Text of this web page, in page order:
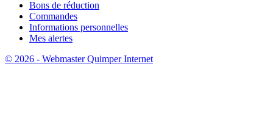
Bons de réduction
Commandes
Informations personnelles
Mes alertes
© 2026 - Webmaster Quimper Internet